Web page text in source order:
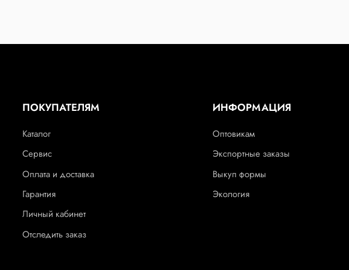
ПОКУПАТЕЛЯМ
Каталог
Сервис
Оплата и доставка
Гарантия
Личный кабинет
Отследить заказ
ИНФОРМАЦИЯ
Оптовикам
Экспортные заказы
Выкуп формы
Экология